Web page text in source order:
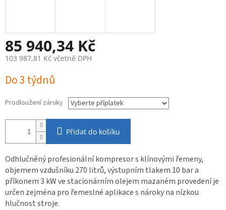
85 940,34 Kč
103 987,81 Kč včetně DPH
cena:
Do 3 týdnů
Prodloužení záruky
Přidat do košíku
Odhlučněný profesionální kompresor s klínovými řemeny,
objemem vzdušníku 270 litrů, výstupním tlakem 10 bar a
příkonem 3 kW ve stacionárním olejem mazaném provedení je
určen zejména pro řemeslné aplikace s nároky na nízkou
hlučnost stroje.